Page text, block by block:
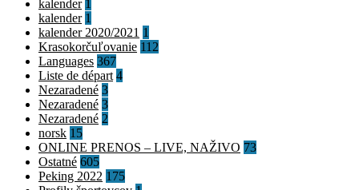
kalender 1
kalender 1
kalender 2020/2021 1
Krasokorčuľovanie 112
Languages 367
Liste de départ 4
Nezaradené 3
Nezaradené 3
Nezaradené 2
norsk 15
ONLINE PRENOS – LIVE, NAŽIVO 73
Ostatné 605
Peking 2022 175